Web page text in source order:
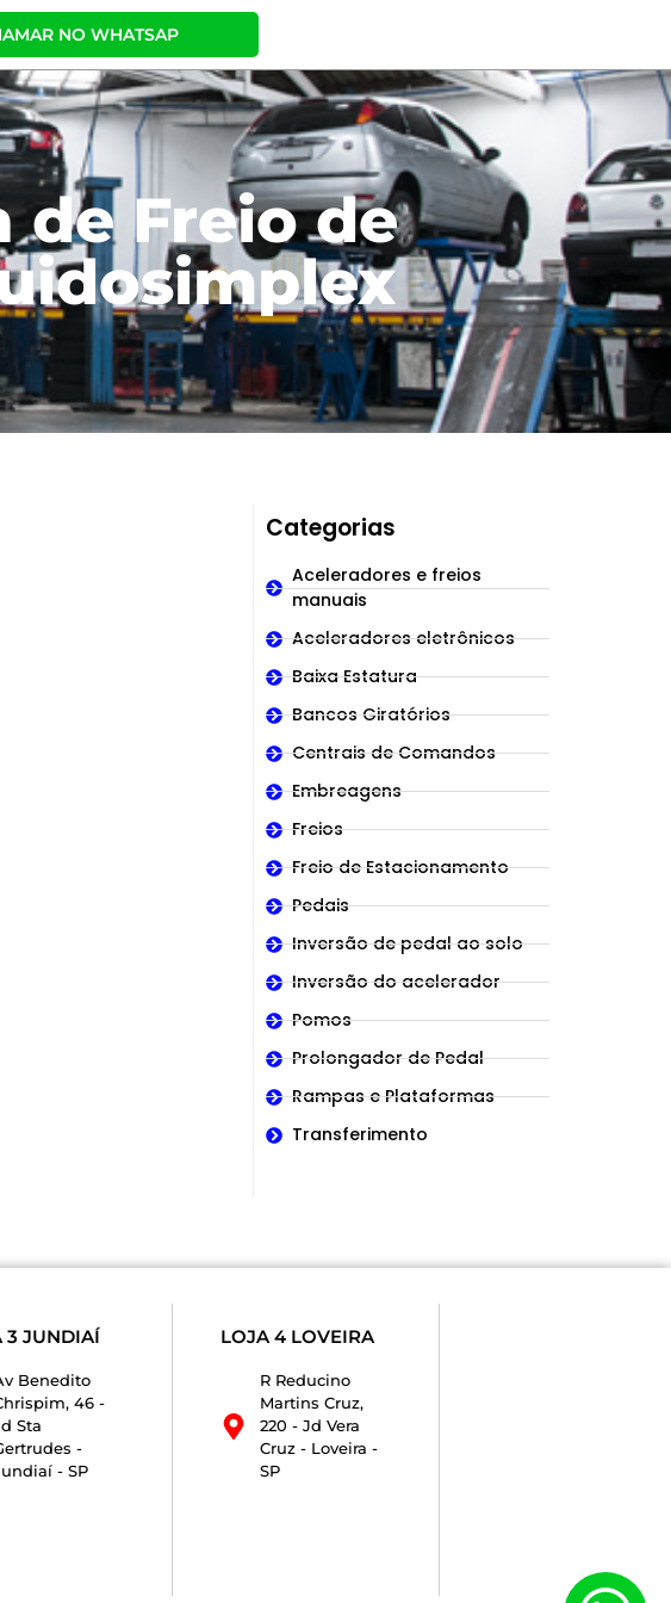
NO WHATSAP
de Freio de
Categorias
Aceleradores e freios
manuais
Aceleradores eletrônicos
Baixa Estatura
Bancos Giratórios
Centrais de Comandos
Embreagens
Freios
Freio de Estacionamento
Pedais
Inversão de pedal ao solo
Inversão do acelerador
Pomos
Prolongador de Pedal
Rampas e Plataformas
Transferimento
3 JUNDIAÍ
Benedito
46 -
Sta
-
- SP
LOJA 4 LOVEIRA
R Reducino
Martins Cruz,
220 - Jd Vera
Cruz - Loveira -
SP